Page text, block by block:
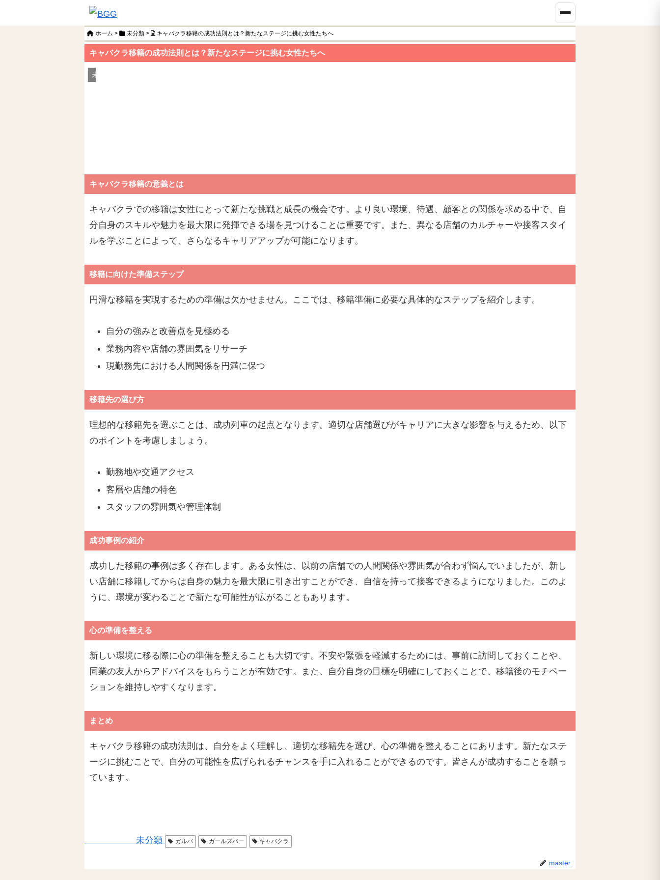
ホーム > 未分類 > キャバクラ移籍の成功法則とは？新たなステージに挑む女性たちへ
キャバクラ移籍の成功法則とは？新たなステージに挑む女性たちへ
未分類
キャバクラ移籍の意義とは
キャバクラでの移籍は女性にとって新たな挑戦と成長の機会です。より良い環境、待遇、顧客との関係を求める中で、自
分自身のスキルや魅力を最大限に発揮できる場を見つけることは重要です。また、異なる店舗のカルチャーや接客スタイ
ルを学ぶことによって、さらなるキャリアアップが可能になります。
移籍に向けた準備ステップ
円滑な移籍を実現するための準備は欠かせません。ここでは、移籍準備に必要な具体的なステップを紹介します。
自分の強みと改善点を見極める
業務内容や店舗の雰囲気をリサーチ
現勤務先における人間関係を円満に保つ
移籍先の選び方
理想的な移籍先を選ぶことは、成功列車の起点となります。適切な店舗選びがキャリアに大きな影響を与えるため、以下
のポイントを考慮しましょう。
勤務地や交通アクセス
客層や店舗の特色
スタッフの雰囲気や管理体制
成功事例の紹介
成功した移籍の事例は多く存在します。ある女性は、以前の店舗での人間関係や雰囲気が合わず悩んでいましたが、新し
い店舗に移籍してからは自身の魅力を最大限に引き出すことができ、自信を持って接客できるようになりました。このよ
うに、環境が変わることで新たな可能性が広がることもあります。
心の準備を整える
新しい環境に移る際に心の準備を整えることも大切です。不安や緊張を軽減するためには、事前に訪問しておくことや、
同業の友人からアドバイスをもらうことが有効です。また、自分自身の目標を明確にしておくことで、移籍後のモチベー
ションを維持しやすくなります。
まとめ
キャバクラ移籍の成功法則は、自分をよく理解し、適切な移籍先を選び、心の準備を整えることにあります。新たなステ
ージに挑むことで、自分の可能性を広げられるチャンスを手に入れることができるのです。皆さんが成功することを願っ
ています。
未分類 ガルバ ガールズバー キャバクラ
master